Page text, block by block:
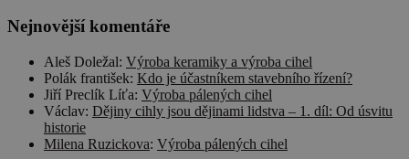
Nejnovější komentáře
Aleš Doležal: Výroba keramiky a výroba cihel
Polák františek: Kdo je účastníkem stavebního řízení?
Jiří Preclík Líťa: Výroba pálených cihel
Václav: Dějiny cihly jsou dějinami lidstva – 1. díl: Od úsvitu
historie
Milena Ruzickova: Výroba pálených cihel
podávat
platné
jejich